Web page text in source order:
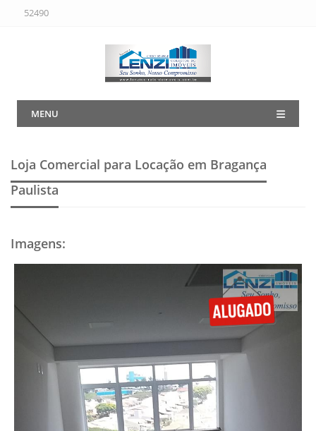
52490
MENU
Loja Comercial para Locação em Bragança
Paulista
Imagens: